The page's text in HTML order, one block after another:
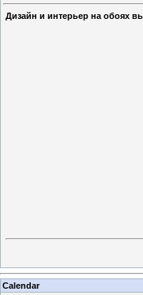
Дизайн и интерьер на обоях
Calendar